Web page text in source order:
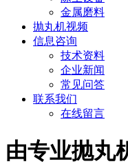
金属磨料
抛丸机视频
信息咨询
技术资料
企业新闻
常见问答
联系我们
在线留言
由专业抛丸